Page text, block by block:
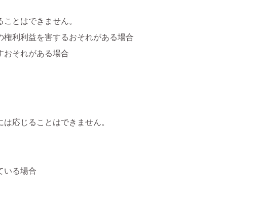
とはできません。
権利利益を害するおそれがある場合
おそれがある場合
応じることはできません。
いる場合